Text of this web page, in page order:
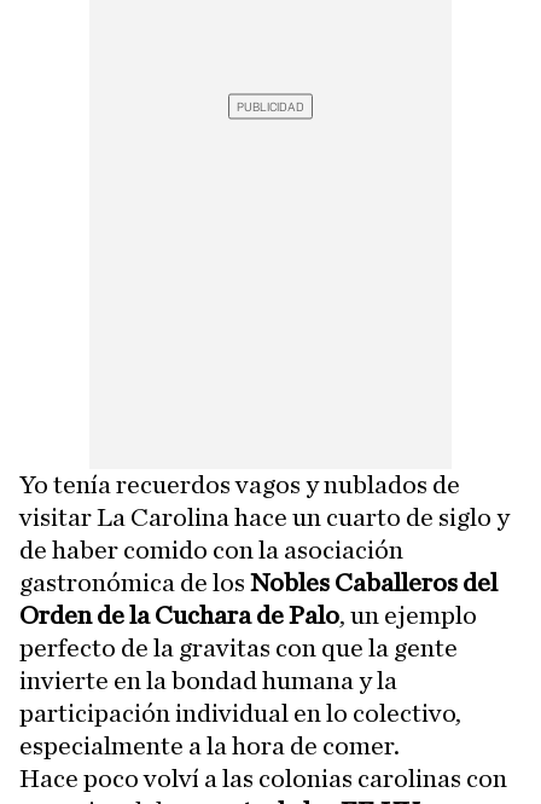
Yo tenía recuerdos vagos y nublados de
visitar La Carolina hace un cuarto de siglo y
de haber comido con la asociación
gastronómica de los Nobles Caballeros del
Orden de la Cuchara de Palo, un ejemplo
perfecto de la gravitas con que la gente
invierte en la bondad humana y la
participación individual en lo colectivo,
especialmente a la hora de comer.
Hace poco volví a las colonias carolinas con